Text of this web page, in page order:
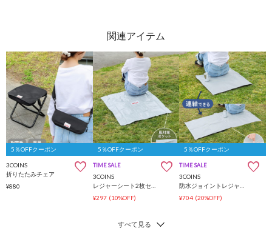
5％OFFクーポン
3COINS
折りたたみチェア
¥880
5％OFFクーポン
TIME SALE
3COINS
¥297 (10%OFF)
5％OFFクーポン
TIME SALE
3COINS
¥704 (20%OFF)